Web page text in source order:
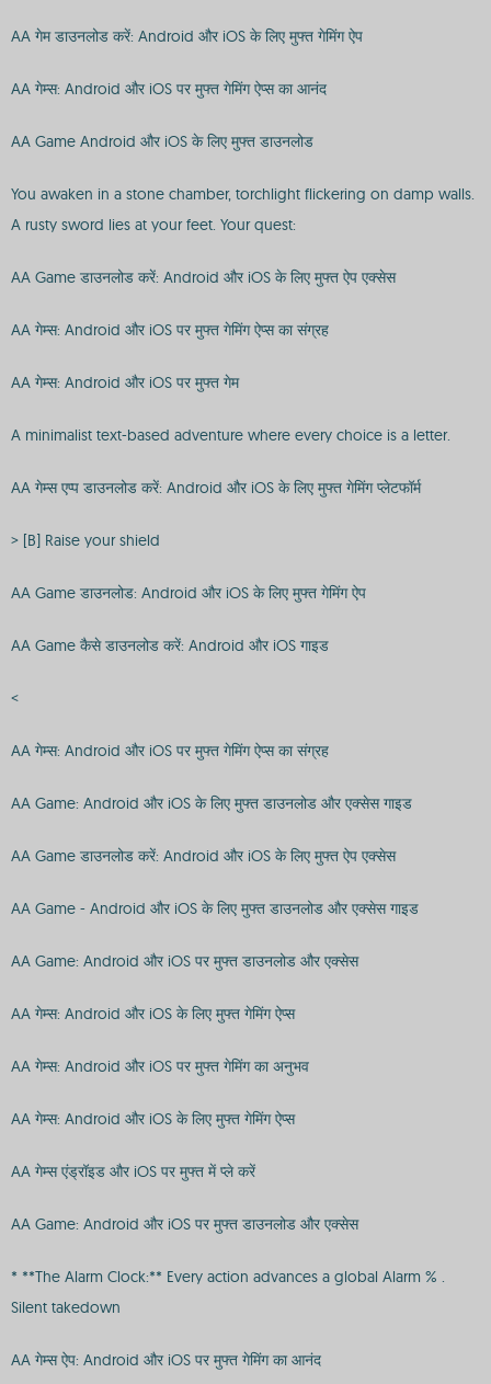
AA गेम डाउनलोड करें: Android और iOS के लिए मुफ्त गेमिंग ऐप
AA गेम्स: Android और iOS पर मुफ्त गेमिंग ऐप्स का आनंद
AA Game Android और iOS के लिए मुफ्त डाउनलोड
You awaken in a stone chamber, torchlight flickering on damp walls.
A rusty sword lies at your feet. Your quest:
AA Game डाउनलोड करें: Android और iOS के लिए मुफ्त ऐप एक्सेस
AA गेम्स: Android और iOS पर मुफ्त गेमिंग ऐप्स का संग्रह
AA गेम्स: Android और iOS पर मुफ्त गेम
A minimalist text-based adventure where every choice is a letter.
AA गेम्स एप्प डाउनलोड करें: Android और iOS के लिए मुफ्त गेमिंग प्लेटफॉर्म
> [B] Raise your shield
AA Game डाउनलोड: Android और iOS के लिए मुफ्त गेमिंग ऐप
AA Game कैसे डाउनलोड करें: Android और iOS गाइड
<
AA गेम्स: Android और iOS पर मुफ्त गेमिंग ऐप्स का संग्रह
AA Game: Android और iOS के लिए मुफ्त डाउनलोड और एक्सेस गाइड
AA Game डाउनलोड करें: Android और iOS के लिए मुफ्त ऐप एक्सेस
AA Game - Android और iOS के लिए मुफ्त डाउनलोड और एक्सेस गाइड
AA Game: Android और iOS पर मुफ्त डाउनलोड और एक्सेस
AA गेम्स: Android और iOS के लिए मुफ्त गेमिंग ऐप्स
AA गेम्स: Android और iOS पर मुफ्त गेमिंग का अनुभव
AA गेम्स: Android और iOS के लिए मुफ्त गेमिंग ऐप्स
AA गेम्स एंड्रॉइड और iOS पर मुफ्त में प्ले करें
AA Game: Android और iOS पर मुफ्त डाउनलोड और एक्सेस
* **The Alarm Clock:** Every action advances a global Alarm % .
Silent takedown
AA गेम्स ऐप: Android और iOS पर मुफ्त गेमिंग का आनंद